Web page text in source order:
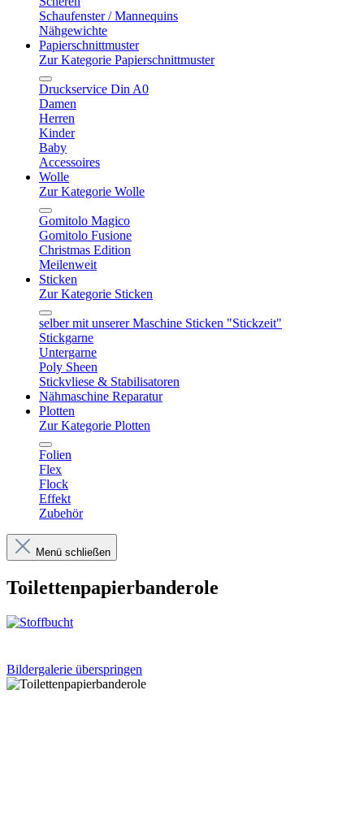
Schaufenster / Mannequins
Nähgewichte
Papierschnittmuster
Zur Kategorie Papierschnittmuster
Druckservice Din A0
Damen
Herren
Kinder
Baby
Accessoires
Wolle
Zur Kategorie Wolle
Gomitolo Magico
Gomitolo Fusione
Christmas Edition
Meilenweit
Sticken
Zur Kategorie Sticken
selber mit unserer Maschine Sticken "Stickzeit"
Stickgarne
Untergarne
Poly Sheen
Stickvliese & Stabilisatoren
Nähmaschine Reparatur
Plotten
Zur Kategorie Plotten
Folien
Flex
Flock
Effekt
Zubehör
Menü schließen
Toilettenpapierbanderole
Bildergalerie überspringen